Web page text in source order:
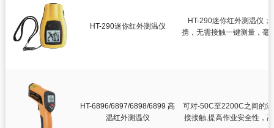
红外测温仪
 红外测温仪
双激光红外测温仪
迷你红外测温仪
智慧健康
HT-290迷你红外测温仪
HT-290迷你红外测温仪
携，无需接触一键测量，毫
HT-6896/6897/6898/6899 高
温红外测温仪
可对-50C至2200C之间的
接接触,提高作业安全性，